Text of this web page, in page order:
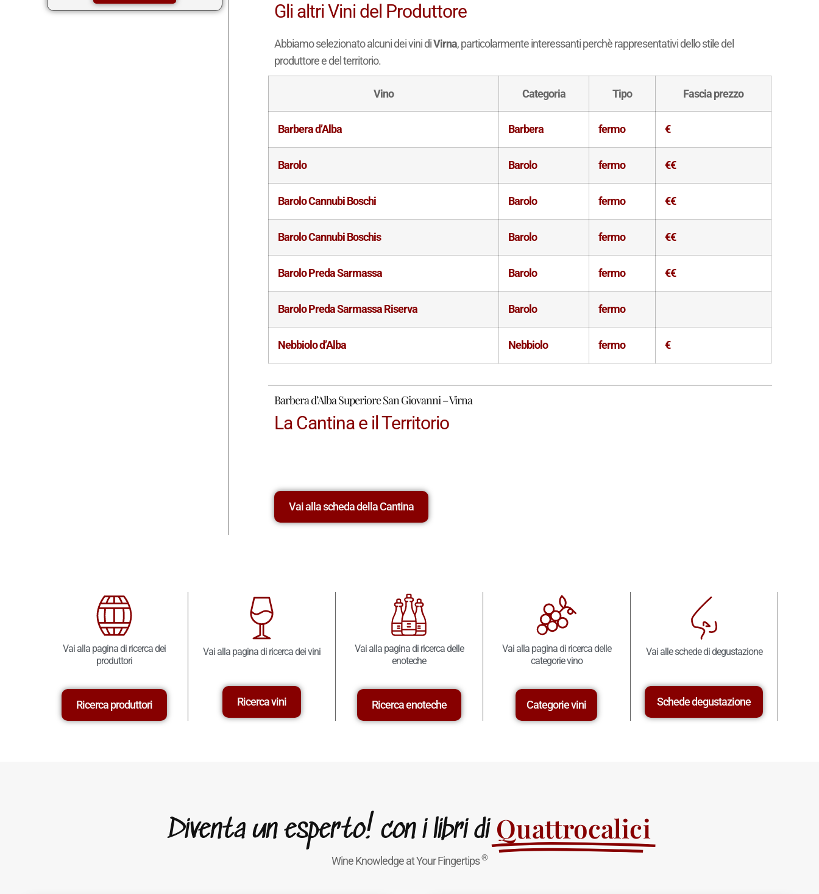
Gli altri Vini del Produttore
Abbiamo selezionato alcuni dei vini diVirna, particolarmente interessanti perchè rappresentativi dello stile del
produttore e del territorio.
Vino Categoria Tipo Fascia prezzo
Barbera d’Alba Barbera fermo €
Barolo Barolo fermo €€
Barolo Cannubi Boschi Barolo fermo €€
Barolo Cannubi Boschis Barolo fermo €€
Barolo Preda Sarmassa Barolo fermo €€
Barolo Preda Sarmassa Riserva Barolo fermo
Nebbiolo d’Alba Nebbiolo fermo €
Barbera d’Alba Superiore San Giovanni – Virna
La Cantina e il Territorio
Vai alla scheda della Cantina
Vai alla pagina di ricerca dei
produttori
Ricerca produttori
Vai alla pagina di ricerca dei vini
Ricerca vini
Vai alla pagina di ricerca delle
enoteche
Ricerca enoteche
Vai alla pagina di ricerca delle
categorie vino
Categorie vini
Vai alle schede di degustazione
Schede degustazione
Diventa un esperto! con i libri di Quattrocalici
Wine Knowledge at Your Fingertips®